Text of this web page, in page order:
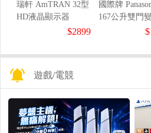
瑞軒 AmTRAN 32型
HD液晶顯示器
$2899
國際牌
167公升雙門變
遊戲/電競